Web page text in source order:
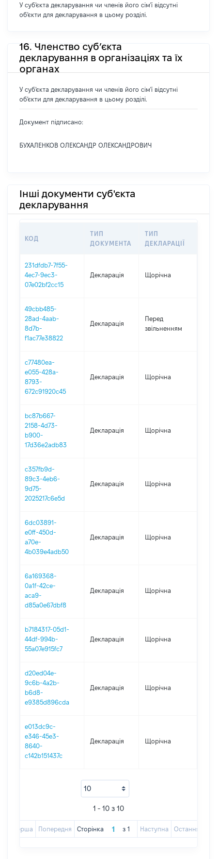
У суб'єкта декларування чи членів його сім'ї відсутні
об'єкти для декларування в цьому розділі.
16. Членство суб’єкта
декларування в організаціях та їх
органах
У суб'єкта декларування чи членів його сім'ї відсутні
об'єкти для декларування в цьому розділі.
Документ підписано:
БУХАЛЕНКОВ ОЛЕКСАНДР ОЛЕКСАНДРОВИЧ
Інші документи суб'єкта
декларування
КОД
ТИП
ДОКУМЕНТА
ТИП
ДЕКЛАРАЦІЇ
231dfdb7-7f55-
4ec7-9ec3-
07e02bf2cc15
Декларація Щорічна
49cbb485-
28ad-4aab-
8d7b-
f1ac77e38822
Декларація
Перед
звільненням
c77480ea-
e055-428a-
8793-
672c91920c45
Декларація Щорічна
bc87b667-
2158-4d73-
b900-
17d36e2adb83
Декларація Щорічна
c357fb9d-
89c3-4eb6-
9d75-
2025217c6e5d
Декларація Щорічна
6dc03891-
e0ff-450d-
a70e-
4b039e4adb50
Декларація Щорічна
6a169368-
0a1f-42ce-
aca9-
d85a0e67dbf8
Декларація Щорічна
b7184317-05d1-
44df-994b-
55a07e915fc7
Декларація Щорічна
d20ed04e-
9c6b-4a2b-
b6d8-
e9385d896cda
Декларація Щорічна
e013dc9c-
e346-45e3-
8640-
c142b151437c
Декларація Щорічна
1 - 10 з 10
Перша Попередня Сторінка з 1 Наступна Остання